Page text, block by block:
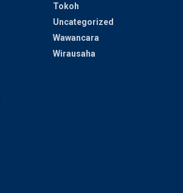
Tokoh
Uncategorized
Wawancara
Wirausaha